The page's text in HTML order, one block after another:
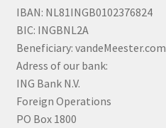
IBAN: NL81INGB0102376824
BIC: INGBNL2A
Beneficiary: vandeMeester.com
Adress of our bank:
ING Bank N.V.
Foreign Operations
PO Box 1800